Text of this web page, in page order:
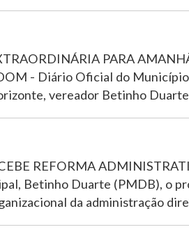
PARA
- Diário Oficial do
vereador Betinho
REFORMA
Betinho Duarte (PMDB), o
da administração